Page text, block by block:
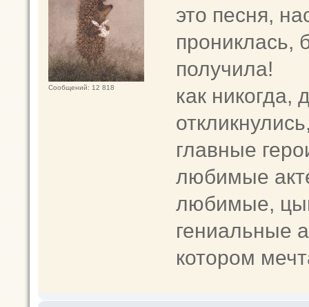
Сообщений: 12 818
это песня,
прониклась,
получила!
как никогда,
главные
любимые
любимые,
гениальные
котором